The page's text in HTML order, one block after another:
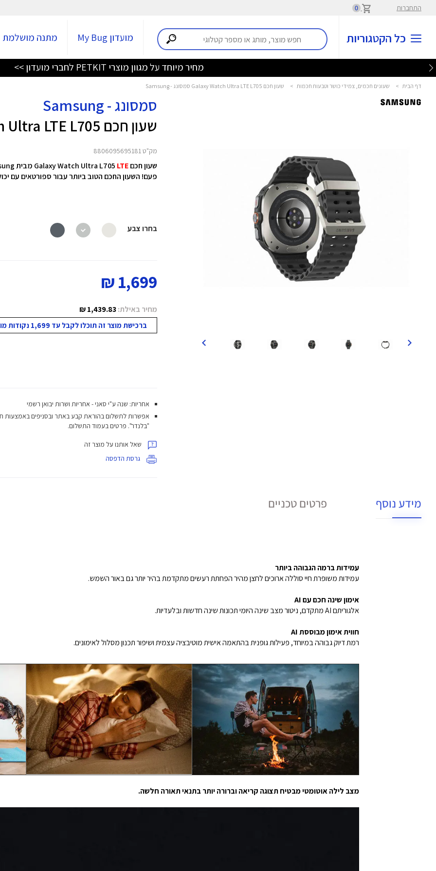
התחברות 0
כל הקטגוריות מועדון My Bug מתנה מושלמת
מחיר מיוחד על מגוון מוצרי PETKIT לחברי מועדון >>
דף הבית > שעונים חכמים, צמידי כושר וטבעות חכמות > שעון חכם Galaxy Watch Ultra LTE L705 סמסונג - Samsung
סמסונג - Samsung
שעון חכם Galaxy Watch Ultra LTE L705
מק"ט 8806095695181
שעון חכם Galaxy Watch Ultra L705LTE
פעם! השעון החכם הטוב ביותר עבור ספורטאים עם
בחרו צבע
1,699 ₪
מחיר באילת:1,439.83 ₪
ברכישת מוצר זה תוכלו לקבל עד 1,699 נקודות מועדון!
אחריות: שנה ע"י סאני - אחריות ושרות יבואן רשמי
אפשרות לתשלום בהוראת קבע באתר ובסניפים באמצעות
"בלנדר". פרטים בעמוד התשלום.
שאל אותנו על מוצר זה
גרסת הדפסה
מידע נוסף פרטים טכניים
עמידות ברמה הגבוהה ביותר
עמידות משופרת חיי סוללה ארוכים לחצן מהיר הפחתת רעשים מתקדמת בהיר יותר גם באור השמש.
אימון שינה חכם עם AI
אלגוריתם AI מתקדם, ניטור מצב שינה היומי תכונות שינה חדשות ובלעדיות.
חווית אימון מבוססת AI
רמת דיוק גבוהה במיוחד, פעילות גופנית בהתאמה אישית מוטיבציה עצמית ושיפור תכנון מסלול לאימונים.
מצב לילה אוטומטי מבטיח תצוגה קריאה וברורה יותר בתנאי תאורה חלשה.